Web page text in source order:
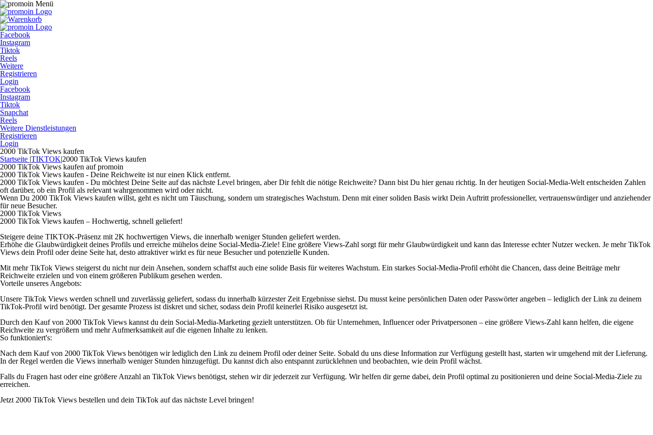
Facebook
Instagram
Tiktok
Reels
Weitere
Registrieren
Login
Facebook
Instagram
Tiktok
Snapchat
Reels
Weitere Dienstleistungen
Registrieren
Login
2000 TikTok Views kaufen
Startseite |TIKTOK|2000 TikTok Views kaufen
2000 TikTok Views kaufen auf promoin
2000 TikTok Views kaufen - Deine Reichweite ist nur einen Klick entfernt.
2000 TikTok Views kaufen - Du möchtest Deine Seite auf das nächste Level bringen, aber Dir fehlt die nötige Reichweite? Dann bist Du hier genau richtig. In der heutigen Social-Media-Welt entscheiden Zahlen
oft darüber, ob ein Profil als relevant wahrgenommen wird oder nicht.
Wenn Du 2000 TikTok Views kaufen willst, geht es nicht um Täuschung, sondern um strategisches Wachstum. Denn mit einer soliden Basis wirkt Dein Auftritt professioneller, vertrauenswürdiger und anziehender
für neue Besucher.
2000 TikTok Views
2000 TikTok Views kaufen – Hochwertig, schnell geliefert!
Steigere deine TIKTOK-Präsenz mit 2K hochwertigen Views, die innerhalb weniger Stunden geliefert werden.
Erhöhe die Glaubwürdigkeit deines Profils und erreiche mühelos deine Social-Media-Ziele! Eine größere Views-Zahl sorgt für mehr Glaubwürdigkeit und kann das Interesse echter Nutzer wecken. Je mehr TikTok
Views dein Profil oder deine Seite hat, desto attraktiver wirkt es für neue Besucher und potenzielle Kunden.
Mit mehr TikTok Views steigerst du nicht nur dein Ansehen, sondern schaffst auch eine solide Basis für weiteres Wachstum. Ein starkes Social-Media-Profil erhöht die Chancen, dass deine Beiträge mehr
Reichweite erzielen und von einem größeren Publikum gesehen werden.
Vorteile unseres Angebots:
Unsere TikTok Views werden schnell und zuverlässig geliefert, sodass du innerhalb kürzester Zeit Ergebnisse siehst. Du musst keine persönlichen Daten oder Passwörter angeben – lediglich der Link zu deinem
TikTok-Profil wird benötigt. Der gesamte Prozess ist diskret und sicher, sodass dein Profil keinerlei Risiko ausgesetzt ist.
Durch den Kauf von 2000 TikTok Views kannst du dein Social-Media-Marketing gezielt unterstützen. Ob für Unternehmen, Influencer oder Privatpersonen – eine größere Views-Zahl kann helfen, die eigene
Reichweite zu vergrößern und mehr Aufmerksamkeit auf die eigenen Inhalte zu lenken.
So funktioniert's:
Nach dem Kauf von 2000 TikTok Views benötigen wir lediglich den Link zu deinem Profil oder deiner Seite. Sobald du uns diese Information zur Verfügung gestellt hast, starten wir umgehend mit der Lieferung.
In der Regel werden die Views innerhalb weniger Stunden hinzugefügt. Du kannst dich also entspannt zurücklehnen und beobachten, wie dein Profil wächst.
Falls du Fragen hast oder eine größere Anzahl an TikTok Views benötigst, stehen wir dir jederzeit zur Verfügung. Wir helfen dir gerne dabei, dein Profil optimal zu positionieren und deine Social-Media-Ziele zu
erreichen.
Jetzt 2000 TikTok Views bestellen und dein TikTok auf das nächste Level bringen!